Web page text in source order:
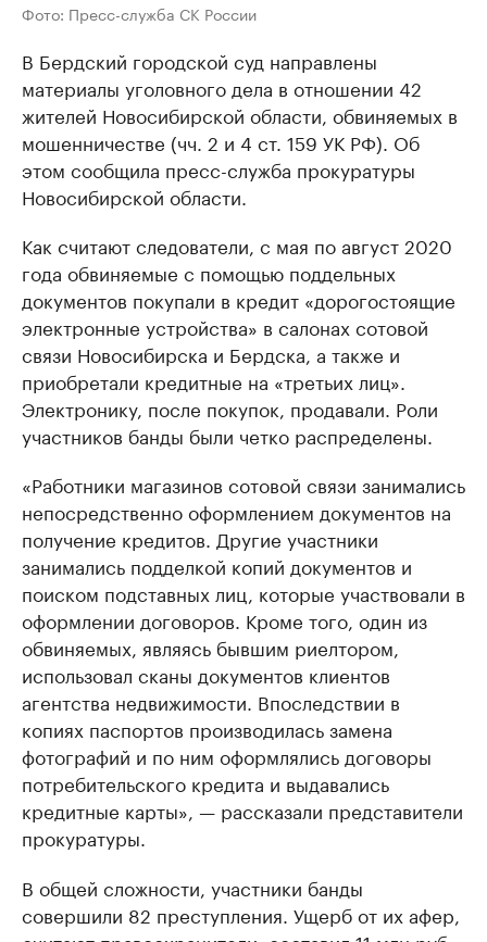
Фото: Пресс-служба СК России
В Бердский городской суд направлены
материалы уголовного дела в отношении 42
жителей Новосибирской области, обвиняемых в
мошенничестве (чч. 2 и 4 ст. 159 УК РФ). Об
этом сообщила пресс-служба прокуратуры
Новосибирской области.
Как считают следователи, с мая по август 2020
года обвиняемые с помощью поддельных
документов покупали в кредит «дорогостоящие
электронные устройства» в салонах сотовой
связи Новосибирска и Бердска, а также и
приобретали кредитные на «третьих лиц».
Электронику, после покупок, продавали. Роли
участников банды были четко распределены.
«Работники магазинов сотовой связи занимались
непосредственно оформлением документов на
получение кредитов. Другие участники
занимались подделкой копий документов и
поиском подставных лиц, которые участвовали в
оформлении договоров. Кроме того, один из
обвиняемых, являясь бывшим риелтором,
использовал сканы документов клиентов
агентства недвижимости. Впоследствии в
копиях паспортов производилась замена
фотографий и по ним оформлялись договоры
потребительского кредита и выдавались
кредитные карты», — рассказали представители
прокуратуры.
В общей сложности, участники банды
совершили 82 преступления. Ущерб от их афер,